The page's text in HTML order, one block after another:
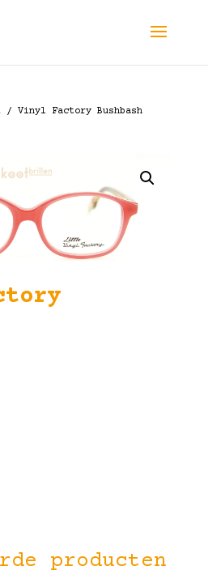
/ Vinyl Factory Bushbash
producten